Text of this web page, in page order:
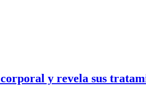
y revela sus